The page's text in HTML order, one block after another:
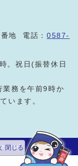
閉じる
番地 電話：0587-
。祝日(振替休日
業務を午前9時か
います。